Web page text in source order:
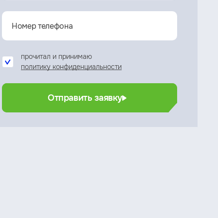
прочитал и принимаю
политику конфиденциальности
Отправить заявку